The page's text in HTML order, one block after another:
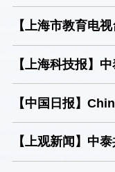
开幕 聚焦医疗器
产教融合
【上海市教育电
到食品快检 开工
度条”
【上海科技报】
与产业合作发展
【中国日报】
enhance
intelligent
【上观新闻】中
际联合实验室，